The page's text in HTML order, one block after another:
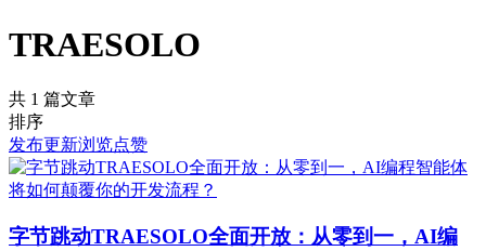
TRAESOLO
共 1 篇文章
排序
发布更新浏览点赞
字节跳动TRAESOLO全面开放：从零到一，AI编